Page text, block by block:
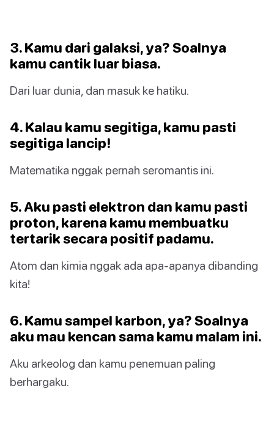
3. Kamu dari galaksi, ya? Soalnya
kamu cantik luar biasa.
Dari luar dunia, dan masuk ke hatiku.
4. Kalau kamu segitiga, kamu pasti
segitiga lancip!
Matematika nggak pernah seromantis ini.
5. Aku pasti elektron dan kamu pasti
proton, karena kamu membuatku
tertarik secara positif padamu.
Atom dan kimia nggak ada apa-apanya dibanding
kita!
6. Kamu sampel karbon, ya? Soalnya
aku mau kencan sama kamu malam ini.
Aku arkeolog dan kamu penemuan paling
berhargaku.